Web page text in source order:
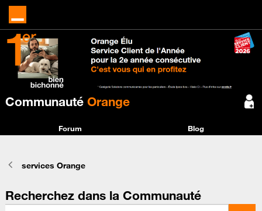
Communauté Orange
Forum Blog
services Orange
Recherchez dans la Communauté